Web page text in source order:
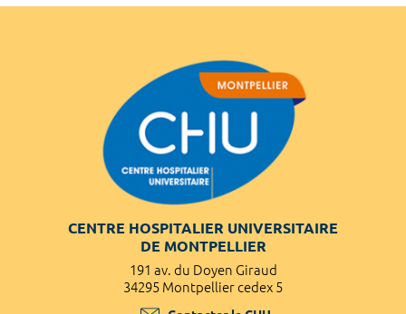
CENTRE HOSPITALIER UNIVERSITAIRE
DE MONTPELLIER
191 av. du Doyen Giraud
34295 Montpellier cedex 5